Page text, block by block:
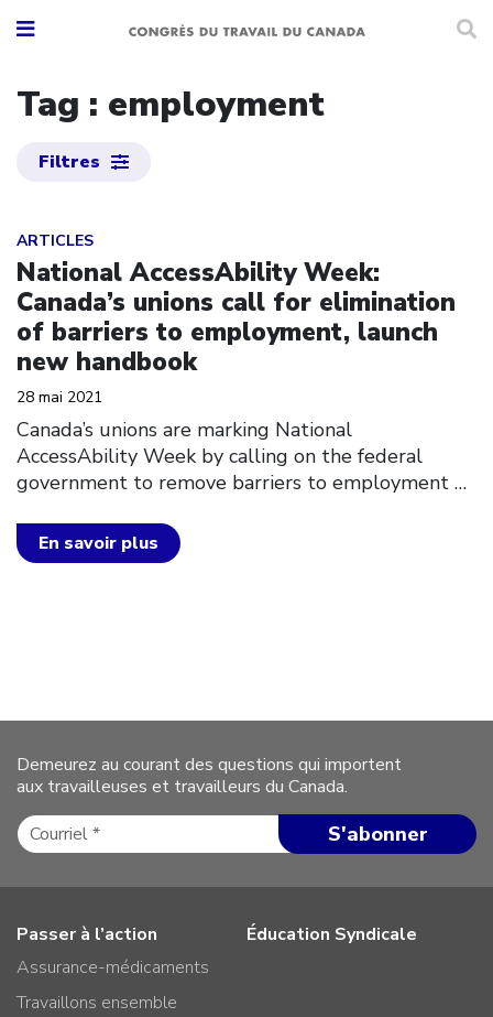
Tag : employment
Filtres
ARTICLES
National AccessAbility Week:
Canada’s unions call for elimination
of barriers to employment, launch
new handbook
28 mai 2021
Canada’s unions are marking National
AccessAbility Week by calling on the federal
government to remove barriers to employment …
En savoir plus
Demeurez au courant des questions qui importent
aux travailleuses et travailleurs du Canada.
Passer à l’action
Assurance-médicaments
Travaillons ensemble
Éducation Syndicale